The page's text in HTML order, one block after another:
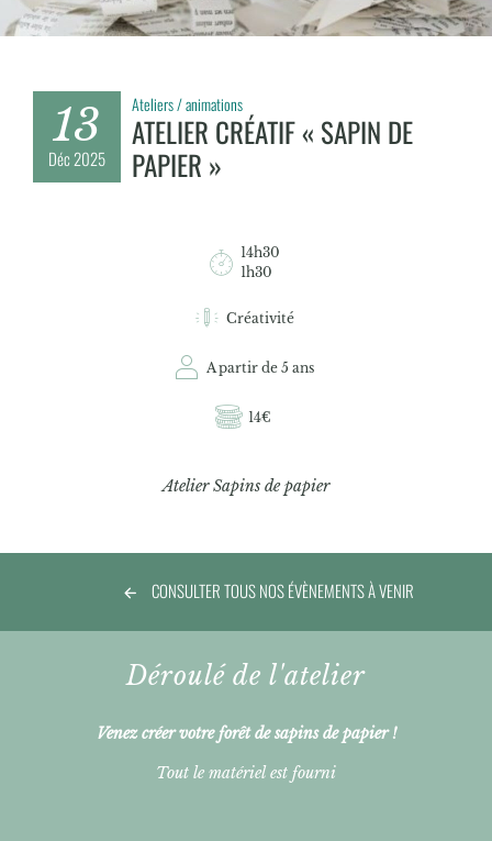
13
Déc2025
Ateliers / animations
ATELIER CRÉATIF « SAPIN DE
PAPIER »
14h30
1h30
Créativité
A partir de 5 ans
14€
Atelier Sapins de papier
CONSULTER TOUS NOS ÉVÈNEMENTS À VENIR
Déroulé de l'atelier
Venez créer votre forêt de sapins de papier !
Tout le matériel est fourni